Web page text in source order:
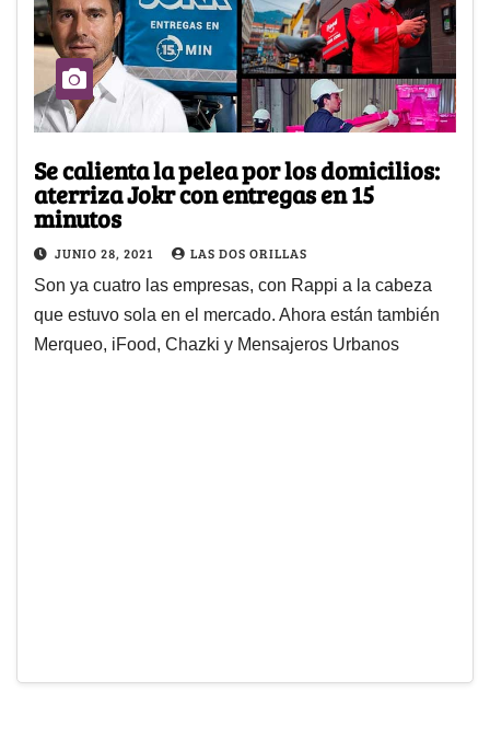
Se calienta la pelea por los domicilios:
aterriza Jokr con entregas en 15
minutos
JUNIO 28, 2021 LAS DOS ORILLAS
Son ya cuatro las empresas, con Rappi a la cabeza
que estuvo sola en el mercado. Ahora están también
Merqueo, iFood, Chazki y Mensajeros Urbanos